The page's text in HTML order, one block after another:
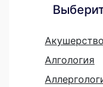
Акушерство
Алгология